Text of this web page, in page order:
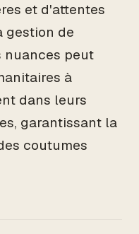
et d'attentes
gestion de
nuances peut
à
dans leurs
garantissant la
coutumes